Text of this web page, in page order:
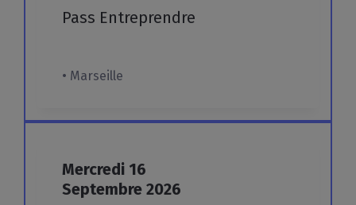
Pass Entreprendre
• Marseille
Mercredi 16
Septembre2026